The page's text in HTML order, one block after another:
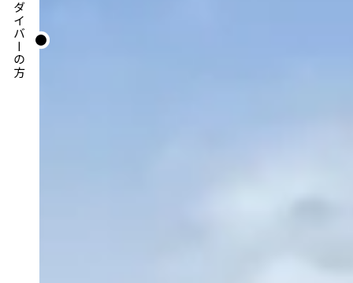
ダイバーの方